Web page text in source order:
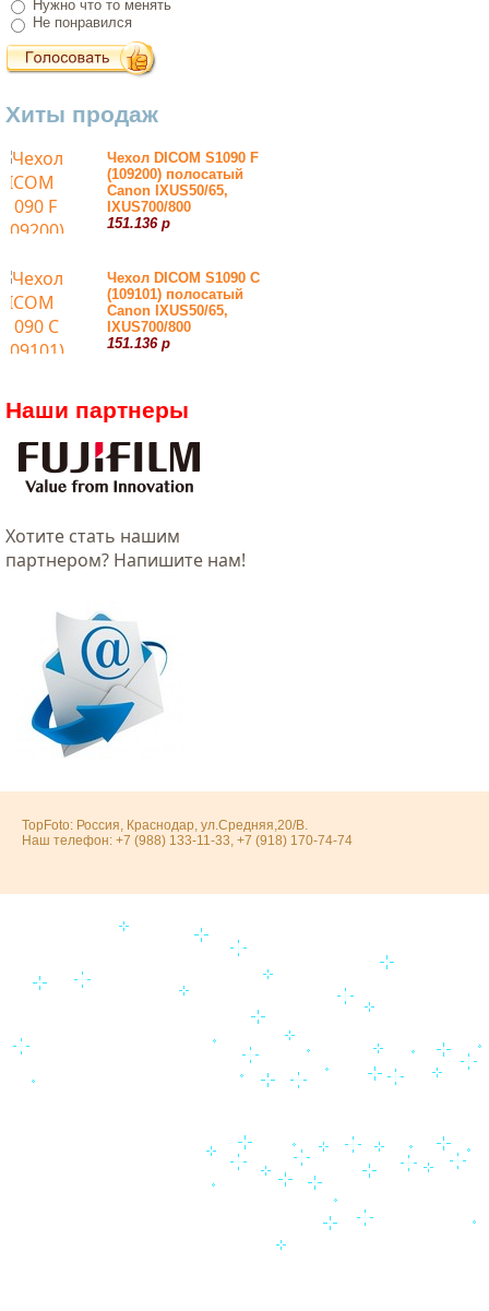
Нужно что то менять
Не понравился
Хиты продаж
Чехол DICOM S1090 F
(109200) полосатый
Canon IXUS50/65,
IXUS700/800
151.136 р
Чехол DICOM S1090 С
(109101) полосатый
Canon IXUS50/65,
IXUS700/800
151.136 р
Наши партнеры
Хотитe стать нашим
партнером? Напишите нам!
TopFoto: Россия, Краснодар, ул.Средняя,20/В.
Наш телефон: +7 (988) 133-11-33, +7 (918) 170-74-74